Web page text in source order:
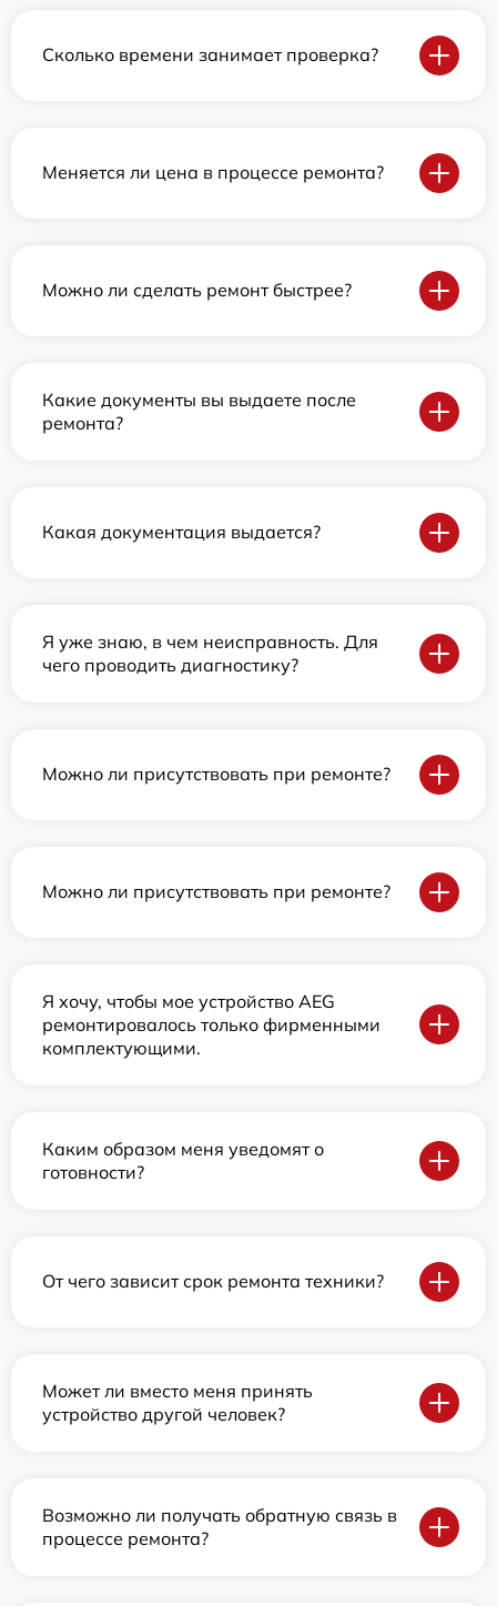
Сколько времени занимает проверка?
Меняется ли цена в процессе ремонта?
Можно ли сделать ремонт быстрее?
Какие документы вы выдаете после
ремонта?
Какая документация выдается?
Я уже знаю, в чем неисправность. Для
чего проводить диагностику?
Можно ли присутствовать при ремонте?
Можно ли присутствовать при ремонте?
Я хочу, чтобы мое устройство AEG
ремонтировалось только фирменными
комплектующими.
Каким образом меня уведомят о
готовности?
От чего зависит срок ремонта техники?
Может ли вместо меня принять
устройство другой человек?
Возможно ли получать обратную связь в
процессе ремонта?